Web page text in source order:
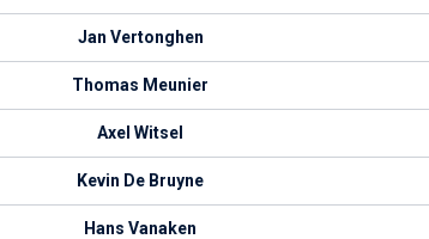
Jan Vertonghen
Thomas Meunier
Axel Witsel
Kevin De Bruyne
Hans Vanaken